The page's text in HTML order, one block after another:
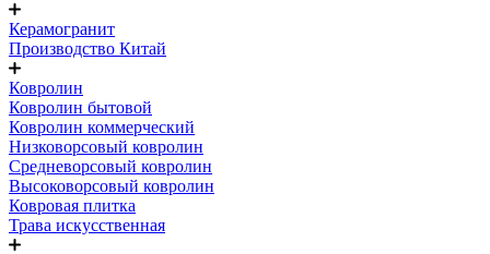
Керамогранит
Производство Китай
Ковролин
Ковролин бытовой
Ковролин коммерческий
Низковорсовый ковролин
Средневорсовый ковролин
Высоковорсовый ковролин
Ковровая плитка
Трава искусственная